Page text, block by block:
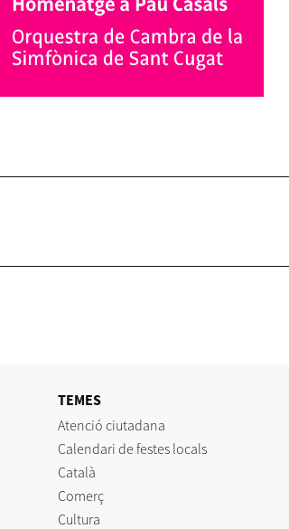
TEMES
Atenció ciutadana
Calendari de festes locals
Català
Comerç
Cultura